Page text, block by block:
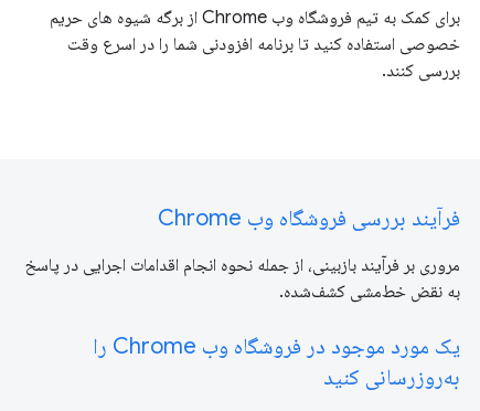
برای کمک به تیم فروشگاه وب Chrome از برگه شیوه های حریم
خصوصی استفاده کنید تا برنامه افزودنی شما را در اسرع وقت
بررسی کنند.
فرآیند بررسی فروشگاه وب Chrome
مروری بر فرآیند بازبینی، از جمله نحوه انجام اقدامات اجرایی در پاسخ
به نقض خط‌مشی کشف‌شده.
یک مورد موجود در فروشگاه وب Chrome را
به‌روزرسانی کنید